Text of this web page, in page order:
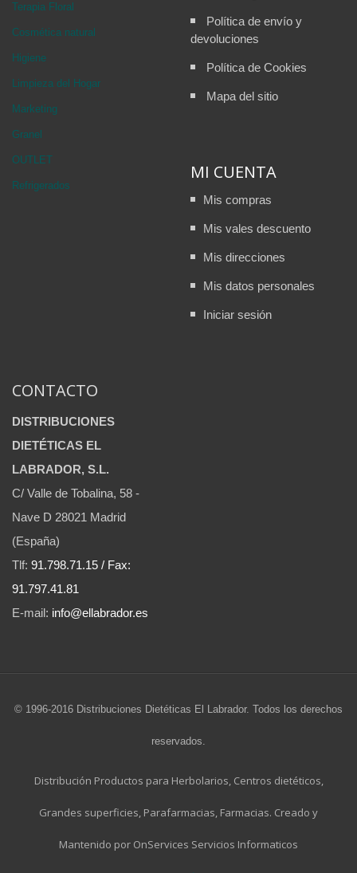
Terapia Floral
Cosmética natural
Higiene
Limpieza del Hogar
Marketing
Granel
OUTLET
Refrigerados
Política de envío y
devoluciones
Política de Cookies
Mapa del sitio
MI CUENTA
Mis compras
Mis vales descuento
Mis direcciones
Mis datos personales
Iniciar sesión
CONTACTO
DISTRIBUCIONES
DIETÉTICAS EL
LABRADOR, S.L.
C/ Valle de Tobalina, 58 -
Nave D 28021 Madrid
(España)
Tlf: 91.798.71.15 / Fax:
91.797.41.81
E-mail: info@ellabrador.es
© 1996-2016 Distribuciones Dietéticas El Labrador. Todos los derechos
reservados.
Distribución Productos para Herbolarios, Centros dietéticos,
Grandes superficies, Parafarmacias, Farmacias. Creado y
Mantenido por OnServices Servicios Informaticos